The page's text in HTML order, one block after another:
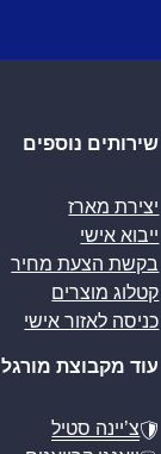
שירותים נוספים
יצירת מארז
ייבוא אישי
בקשת הצעת מחיר
קטלוג מוצרים
כניסה לאזור אישי
עוד מקבוצת מורגל
צ’יינה סטיל